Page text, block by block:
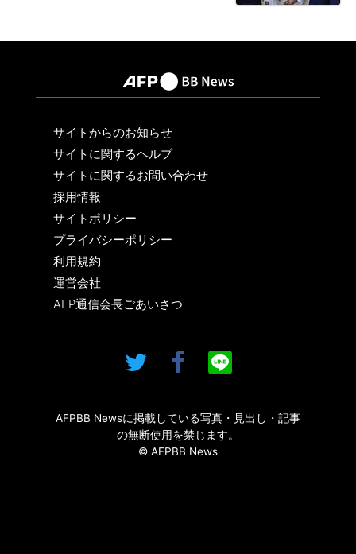
サイトからのお知らせ
サイトに関するヘルプ
サイトに関するお問い合わせ
採用情報
サイトポリシー
プライバシーポリシー
利用規約
運営会社
AFP通信会長ごあいさつ
AFPBB Newsに掲載している写真・見出し・記事
の無断使用を禁じます。
© AFPBB News